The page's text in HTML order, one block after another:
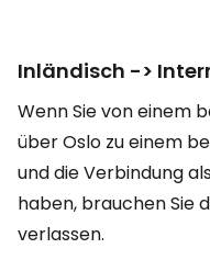
Inländisch ->
Wenn Sie von einem
über Oslo zu einem
und die Verbindung
haben, brauchen Sie
verlassen.